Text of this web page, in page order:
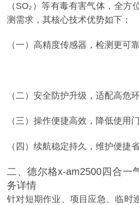
（SO₂）等有毒有害气体，全方
测需求，其核心技术优势如下：
（一）高精度传感器，检测更可
（二）安全防护升级，适配高危
（三）操作便捷高效，降低使用
（四）续航稳定持久，维护便捷
二、德尔格x-am2500四合一
务详情
针对短期作业、项目应急、临时